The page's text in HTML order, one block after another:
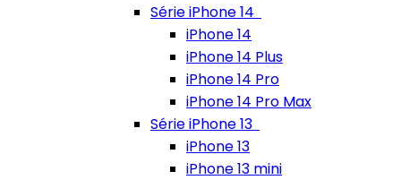
Série iPhone 14
iPhone 14
iPhone 14 Plus
iPhone 14 Pro
iPhone 14 Pro Max
Série iPhone 13
iPhone 13
iPhone 13 mini